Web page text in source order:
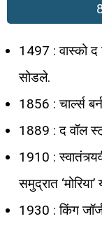
1497 : वास्को द
सोडले.
1856 : चार्ल्स
1889 : द वॉल
1910 :
समुद्रात
1930 : किंग